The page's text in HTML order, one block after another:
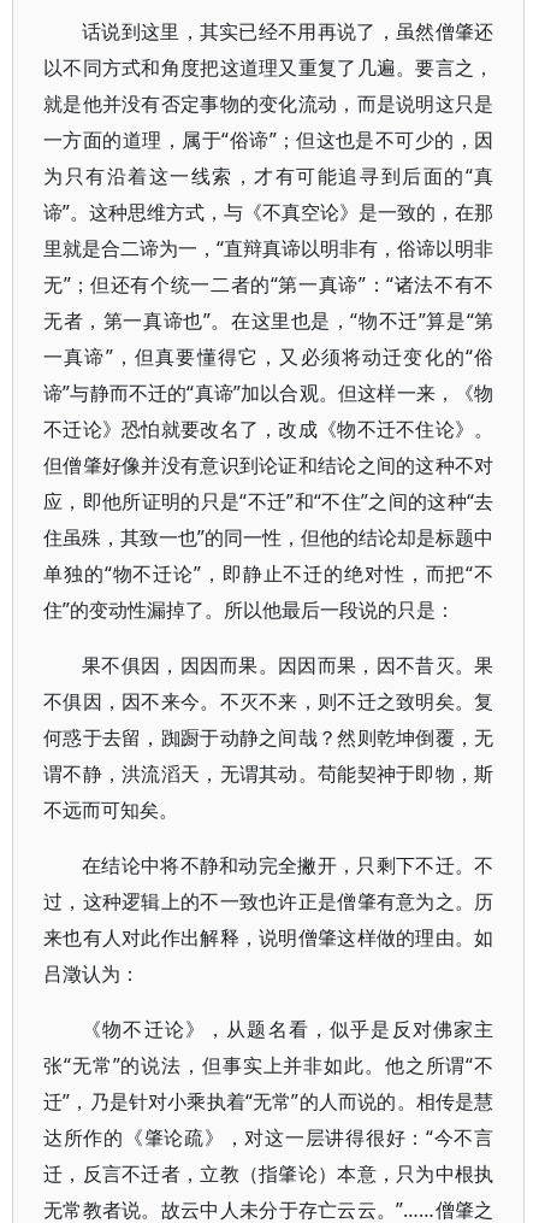
话说到这里，其实已经不用再说了，虽然僧肇还
以不同方式和角度把这道理又重复了几遍。要言之，
就是他并没有否定事物的变化流动，而是说明这只是
一方面的道理，属于“俗谛”；但这也是不可少的，因
为只有沿着这一线索，才有可能追寻到后面的“真
谛”。这种思维方式，与《不真空论》是一致的，在那
里就是合二谛为一，“直辩真谛以明非有，俗谛以明非
无”；但还有个统一二者的“第一真谛”：“诸法不有不
无者，第一真谛也”。在这里也是，“物不迁”算是“第
一真谛”，但真要懂得它，又必须将动迁变化的“俗
谛”与静而不迁的“真谛”加以合观。但这样一来，《物
不迁论》恐怕就要改名了，改成《物不迁不住论》。
但僧肇好像并没有意识到论证和结论之间的这种不对
应，即他所证明的只是“不迁”和“不住”之间的这种“去
住虽殊，其致一也”的同一性，但他的结论却是标题中
单独的“物不迁论”，即静止不迁的绝对性，而把“不
住”的变动性漏掉了。所以他最后一段说的只是：
果不俱因，因因而果。因因而果，因不昔灭。果
不俱因，因不来今。不灭不来，则不迁之致明矣。复
何惑于去留，踟蹰于动静之间哉？然则乾坤倒覆，无
谓不静，洪流滔天，无谓其动。苟能契神于即物，斯
不远而可知矣。
在结论中将不静和动完全撇开，只剩下不迁。不
过，这种逻辑上的不一致也许正是僧肇有意为之。历
来也有人对此作出解释，说明僧肇这样做的理由。如
吕澂认为：
《物不迁论》，从题名看，似乎是反对佛家主
张“无常”的说法，但事实上并非如此。他之所谓“不
迁”，乃是针对小乘执着“无常”的人而说的。相传是慧
达所作的《肇论疏》，对这一层讲得很好：“今不言
迁，反言不迁者，立教（指肇论）本意，只为中根执
无常教者说。故云中人未分于存亡云云。”……僧肇之